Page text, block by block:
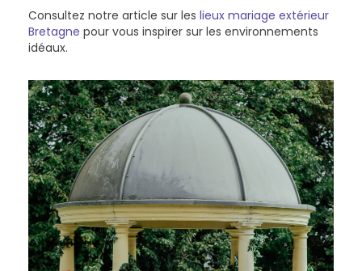
Consultez notre article sur les lieux mariage extérieur
Bretagne pour vous inspirer sur les environnements
idéaux.